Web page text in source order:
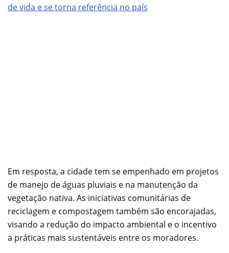
de vida e se torna referência no país
Em resposta, a cidade tem se empenhado em projetos
de manejo de águas pluviais e na manutenção da
vegetação nativa. As iniciativas comunitárias de
reciclagem e compostagem também são encorajadas,
visando a redução do impacto ambiental e o incentivo
a práticas mais sustentáveis entre os moradores.